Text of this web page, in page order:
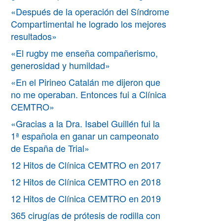
«Después de la operación del Síndrome
Compartimental he logrado los mejores
resultados»
«El rugby me enseña compañerismo,
generosidad y humildad»
«En el Pirineo Catalán me dijeron que
no me operaban. Entonces fui a Clínica
CEMTRO»
«Gracias a la Dra. Isabel Guillén fui la
1ª española en ganar un campeonato
de España de Trial»
12 Hitos de Clínica CEMTRO en 2017
12 Hitos de Clínica CEMTRO en 2018
12 Hitos de Clínica CEMTRO en 2019
365 cirugías de prótesis de rodilla con